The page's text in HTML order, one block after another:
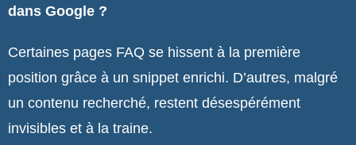
dans Google ?
Certaines pages FAQ se hissent à la première
position grâce à un snippet enrichi. D’autres, malgré
un contenu recherché, restent désespérément
invisibles et à la traine.